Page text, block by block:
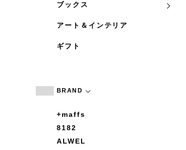
ブックス
アート＆インテリア
ギフト
BRAND
+maffs
8182
ALWEL